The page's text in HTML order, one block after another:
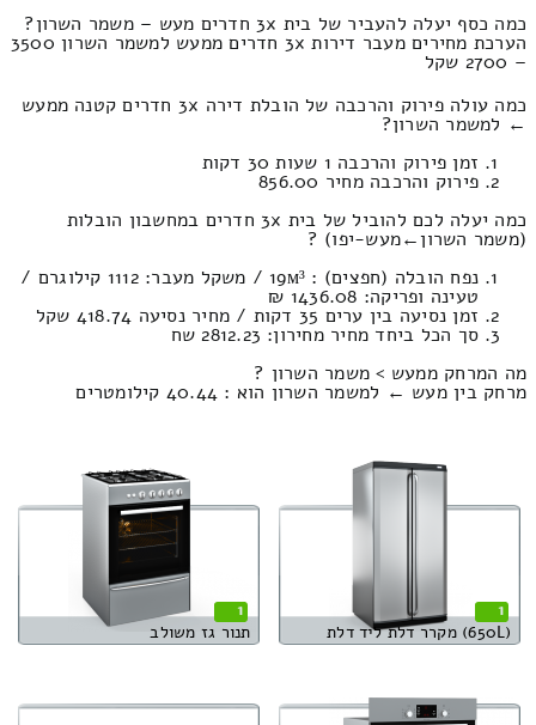
כמה כסף יעלה להעביר של בית 3x חדרים מעש – משמר השרון?
הערכת מחירים מעבר דירות 3x חדרים ממעש למשמר השרון 3500
– 2700 שקל
כמה עולה פירוק והרכבה של הובלת דירה 3x חדרים קטנה ממעש
← למשמר השרון?
זמן פירוק והרכבה 1 שעות 30 דקות
פירוק והרכבה מחיר 856.00
כמה יעלה לכם להוביל של בית 3x חדרים במחשבון הובלות
(משמר השרון‎←‏מעש-יפו) ?
נפח הובלה (חפצים) : 19м³ / משקל מעבר: 1112 קילוגרם /
טעינה ופריקה: 1436.08 ₪
זמן נסיעה בין ערים 35 דקות / מחיר נסיעה 418.74 שקל
סך הכל ביחד מחיר מחירון: 2812.23 שח
מה המרחק ממעש > משמר השרון ?
מרחק בין מעש ← למשמר השרון הוא : 40.44 קילומטרים
1
(650L) מקרר דלת ליד דלת
1
תנור גז משולב